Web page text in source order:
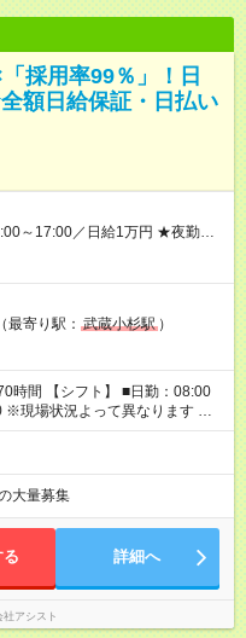
採用率99％」！日
額日給保証・日払い
:+:- ■選べる支払い方
手渡しです♪ ■残業手当
2級など 【試用期間】
最寄り駅： 武蔵小杉駅 ）
時間 【シフト】 ■日勤：08:00
※現場状況よって異なります ※早
OK！ ☆現場
！ ☆ご希望の方は「日勤＋夜
～05:00 ※現場状況よって異
勤務もあり ☆週3～勤務
給全額保証！ ☆ご希望の方は
大量募集
る 詳細へ
社アシスト